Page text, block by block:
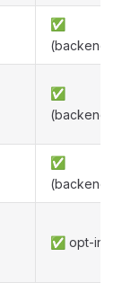
✅
(backend)
✅
(backend)
✅
(backend)
✅ opt-in